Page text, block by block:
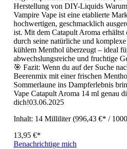
Herstellung von DIY-Liquids
Vampire Vape ist eine etablierte
hochwertigen, geschmacklich
ist. Mit dem Catapult Aroma erhältst
durch seine natürliche und
kühlem Menthol überzeugt – ideal
abwechslungsreiche und fruchtige
🎯 Fazit: Wenn du auf der Suche
Beerenmix mit einer frischen
Sommerlaune ins Dampferlebnis
Vape Catapult Aroma 14 ml genau
dich!03.06.2025
Inhalt: 14 Milliliter(996,43 €* /
13,95 €*
Benachrichtige mich